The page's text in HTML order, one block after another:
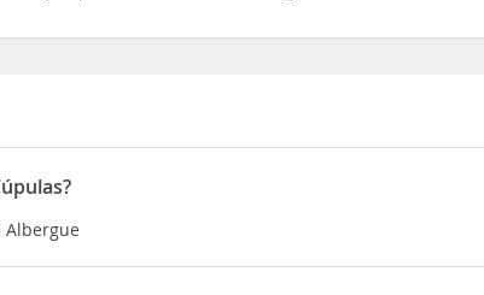
Albergue